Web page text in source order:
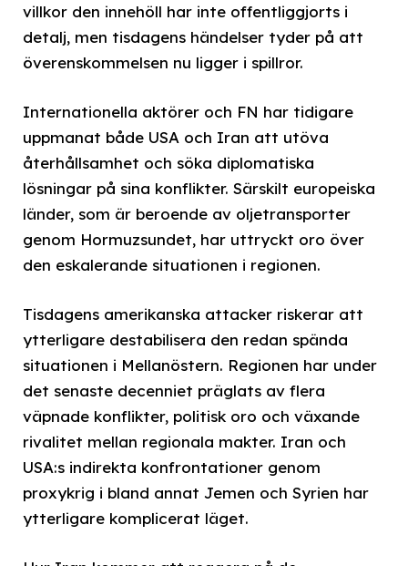
villkor den innehöll har inte offentliggjorts i
detalj, men tisdagens händelser tyder på att
överenskommelsen nu ligger i spillror.
Internationella aktörer och FN har tidigare
uppmanat både USA och Iran att utöva
återhållsamhet och söka diplomatiska
lösningar på sina konflikter. Särskilt europeiska
länder, som är beroende av oljetransporter
genom Hormuzsundet, har uttryckt oro över
den eskalerande situationen i regionen.
Tisdagens amerikanska attacker riskerar att
ytterligare destabilisera den redan spända
situationen i Mellanöstern. Regionen har under
det senaste decenniet präglats av flera
väpnade konflikter, politisk oro och växande
rivalitet mellan regionala makter. Iran och
USA:s indirekta konfrontationer genom
proxykrig i bland annat Jemen och Syrien har
ytterligare komplicerat läget.